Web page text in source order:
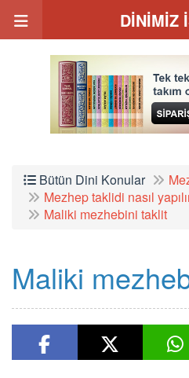
DİNİMİZ
Bütün Dini Konular
Mezhep taklidi nasıl
Maliki mezhebini taklit
Maliki